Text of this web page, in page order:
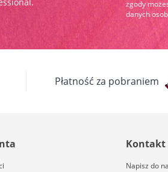
zgody
danych
Płatność za pobraniem
Kontakt
Napisz do